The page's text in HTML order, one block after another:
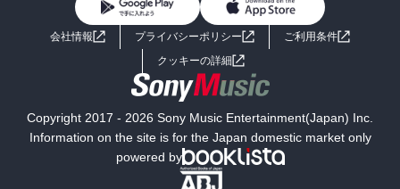
ライトノベル 男子向けラノベ
小説
海外小説
ミステリー SF
文学
よくあるご質問 お問い合わせ
会社情報 プライバシーポリシー
ご利用条件
クッキーの詳細
Copyright 2017 - 2026 Sony Music Entertainment(Japan) Inc.
Information on the site is for the Japan domestic market only
powered by